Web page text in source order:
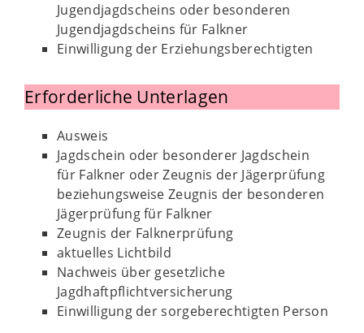
Jugendjagdscheins oder besonderen
Jugendjagdscheins für Falkner
Einwilligung der Erziehungsberechtigten
Erforderliche Unterlagen
Ausweis
Jagdschein oder besonderer Jagdschein
für Falkner oder Zeugnis der Jägerprüfung
beziehungsweise Zeugnis der besonderen
Jägerprüfung für Falkner
Zeugnis der Falknerprüfung
aktuelles Lichtbild
Nachweis über gesetzliche
Jagdhaftpflichtversicherung
Einwilligung der sorgeberechtigten Person